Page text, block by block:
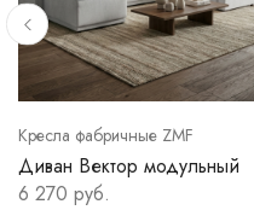
Кресла фабричные ZMF
Диван Вектор модульный
6 270 руб.